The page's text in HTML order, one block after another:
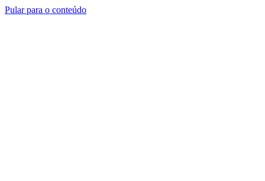
Pular para o conteúdo